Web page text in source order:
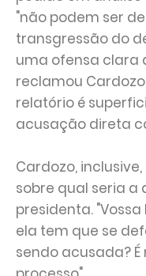
"não podem ser
transgressão do
uma ofensa clara
reclamou
relatório é
acusação direta
Cardozo,
sobre qual seria
presidenta.
ela tem que se
sendo acusada?